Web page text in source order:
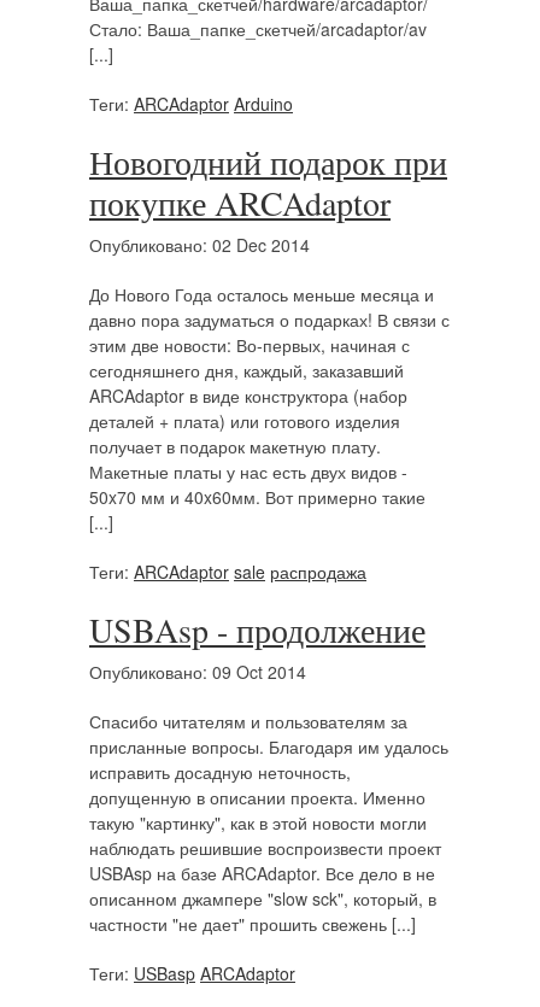
Стало: Ваша_папке_скетчей/arcadaptor/av
[...]
Теги: ARCAdaptor Arduino
Новогодний подарок при
покупке ARCAdaptor
Опубликовано: 02 Dec 2014
До Нового Года осталось меньше месяца и
давно пора задуматься о подарках! В связи с
этим две новости: Во-первых, начиная с
сегодняшнего дня, каждый, заказавший
ARCAdaptor в виде конструктора (набор
деталей + плата) или готового изделия
получает в подарок макетную плату.
Макетные платы у нас есть двух видов -
50x70 мм и 40x60мм. Вот примерно такие
[...]
Теги: ARCAdaptor sale распродажа
USBAsp - продолжение
Опубликовано: 09 Oct 2014
Спасибо читателям и пользователям за
присланные вопросы. Благодаря им удалось
исправить досадную неточность,
допущенную в описании проекта. Именно
такую "картинку", как в этой новости могли
наблюдать решившие воспроизвести проект
USBAsp на базе ARCAdaptor. Все дело в не
описанном джампере "slow sck", который, в
частности "не дает" прошить свежень [...]
Теги: USBasp ARCAdaptor